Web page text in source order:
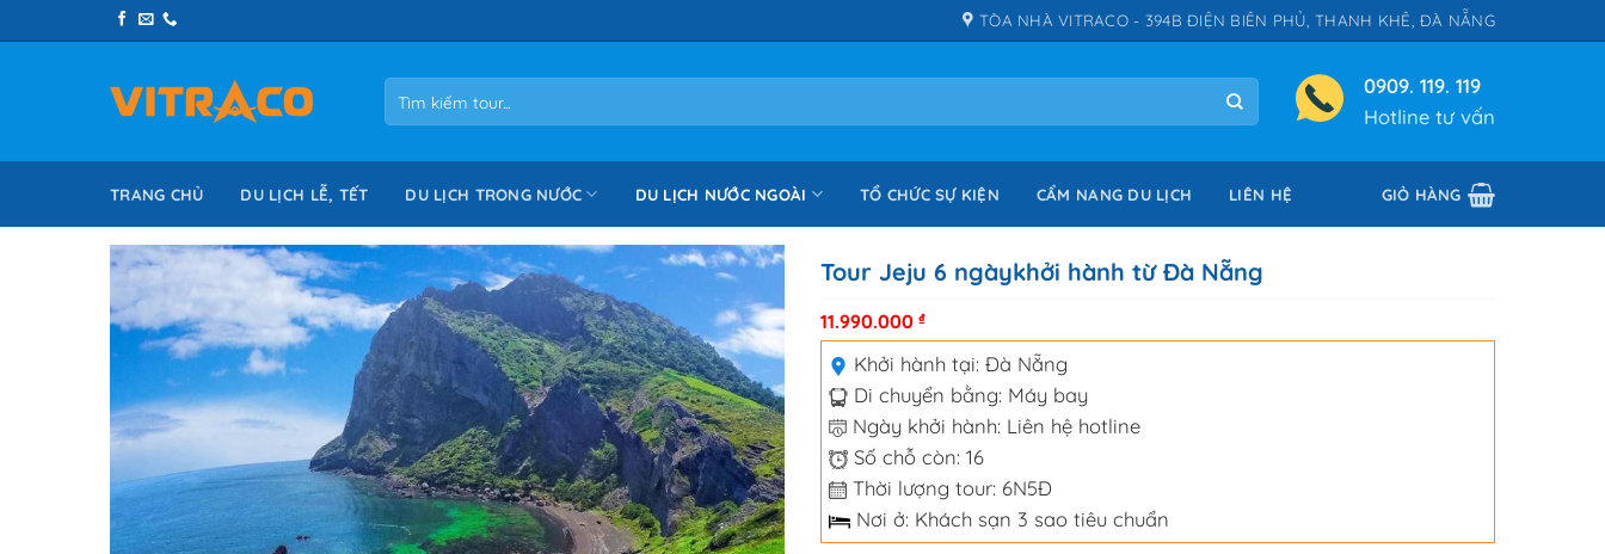
to
TÒA NHÀ VITRACO - 394B ĐIỆN BIÊN PHỦ, THANH KHÊ, ĐÀ NẴNG
kiếm:
0909. 119. 119
Hotline tư vấn
TRANG CHỦ DU LỊCH LỄ, TẾT DU LỊCH TRONG NƯỚC DU LỊCH NƯỚC NGOÀI TỔ CHỨC SỰ KIỆN CẨM NANG DU LỊCH LIÊN HỆ GIỎ HÀNG
Tour Jeju 6 ngàykhởi hành từ Đà Nẵng
11.990.000 ₫
Khởi hành tại: Đà Nẵng
Di chuyển bằng: Máy bay
Ngày khởi hành: Liên hệ hotline
Số chỗ còn: 16
Thời lượng tour: 6N5Đ
Nơi ở: Khách sạn 3 sao tiêu chuẩn